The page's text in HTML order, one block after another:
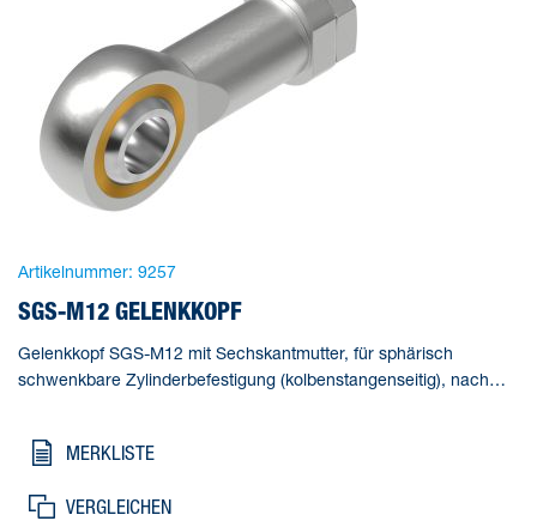
Artikelnummer: 9257
SGS-M12 GELENKKOPF
Gelenkkopf SGS-M12 mit Sechskantmutter, für sphärisch
schwenkbare Zylinderbefestigung (kolbenstangenseitig), nach
Korrosionsbeanspruchung, Umgebungstemperatur=-40 - 150 °C,
MERKLISTE
VERGLEICHEN